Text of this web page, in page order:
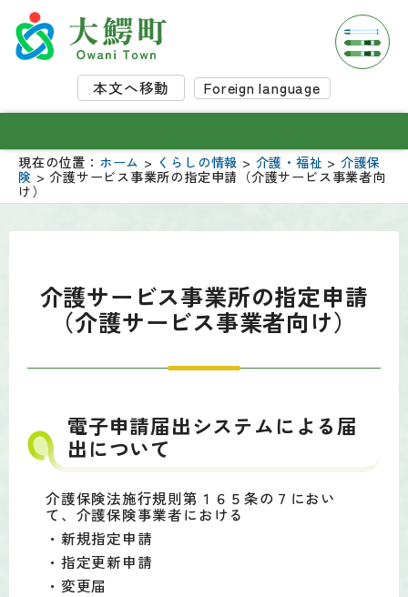
本文へ移動 Foreign language
現在の位置： ホーム > くらしの情報 > 介護・福祉 > 介護保
険 > 介護サービス事業所の指定申請（介護サービス事業者向
け）
介護サービス事業所の指定申請
（介護サービス事業者向け）
電子申請届出システムによる届
出について
介護保険法施行規則第１６５条の７におい
て、介護保険事業者における
・新規指定申請
・指定更新申請
・変更届